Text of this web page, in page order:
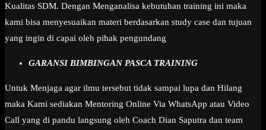
Kualitas SDM. Dengan Menganalisa kebutuhan training ini maka
kami bisa menyesuaikan materi berdasarkan study case dan tujuan
yang ingin di capai oleh pihak pengundang
GARANSI BIMBINGAN PASCA TRAINING
Untuk Menjaga agar ilmu tersebut tidak sampai lupa dan Hilang
maka Kami sediakan Mentoring Online Via WhatsApp atau Video
Call yang di pandu langsung oleh Coach Dian Saputra dan team